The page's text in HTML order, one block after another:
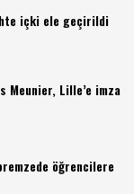
içki ele geçirildi
Meunier, Lille’e imza
öğrencilere